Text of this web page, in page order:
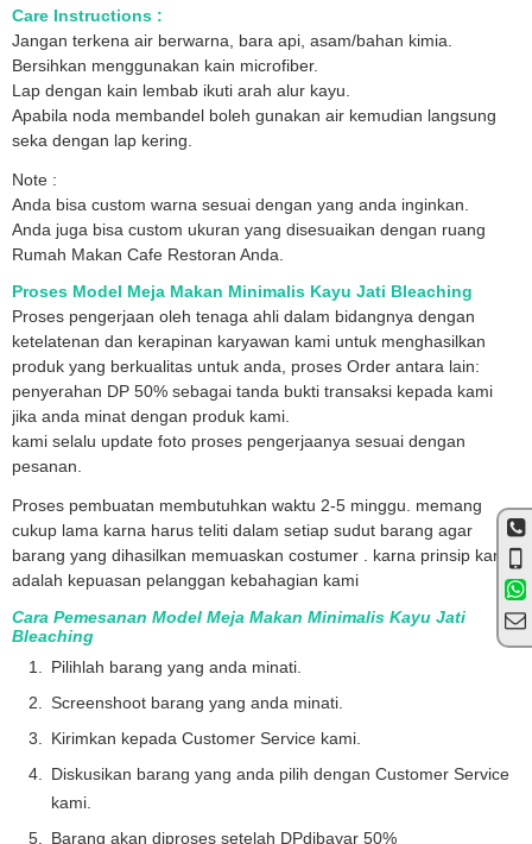
Care Instructions :
Jangan terkena air berwarna, bara api, asam/bahan kimia.
Bersihkan menggunakan kain microfiber.
Lap dengan kain lembab ikuti arah alur kayu.
Apabila noda membandel boleh gunakan air kemudian langsung
seka dengan lap kering.
Note :
Anda bisa custom warna sesuai dengan yang anda inginkan.
Anda juga bisa custom ukuran yang disesuaikan dengan ruang
Rumah Makan Cafe Restoran Anda.
Proses Model Meja Makan Minimalis Kayu Jati Bleaching
Proses pengerjaan oleh tenaga ahli dalam bidangnya dengan
ketelatenan dan kerapinan karyawan kami untuk menghasilkan
produk yang berkualitas untuk anda, proses Order antara lain:
penyerahan DP 50% sebagai tanda bukti transaksi kepada kami
jika anda minat dengan produk kami.
kami selalu update foto proses pengerjaanya sesuai dengan
pesanan.
Proses pembuatan membutuhkan waktu 2-5 minggu. memang
cukup lama karna harus teliti dalam setiap sudut barang agar
barang yang dihasilkan memuaskan costumer . karna prinsip kami
adalah kepuasan pelanggan kebahagian kami
Cara Pemesanan Model Meja Makan Minimalis Kayu Jati
Bleaching
Pilihlah barang yang anda minati.
Screenshoot barang yang anda minati.
Kirimkan kepada Customer Service kami.
Diskusikan barang yang anda pilih dengan Customer Service
kami.
Barang akan diproses setelah DPdibayar 50%